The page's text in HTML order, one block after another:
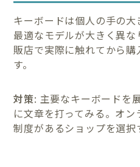
キーボードは個人の手の大
最適なモデルが大きく異
販店で実際に触れてから
す。
対策: 主要なキーボードを
に文章を打ってみる。オ
制度があるショップを選択